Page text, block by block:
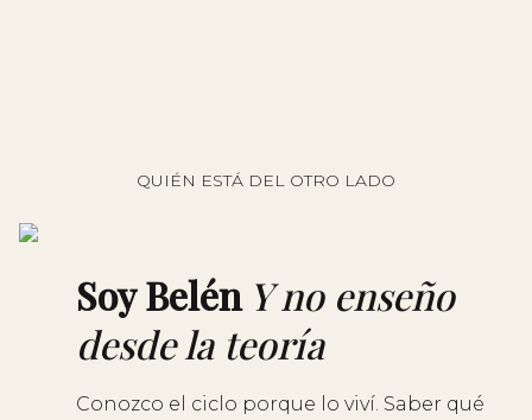
QUIÉN ESTÁ DEL OTRO LADO
Soy BelénY no enseño
desde la teoría
Conozco el ciclo porque lo viví. Saber qué